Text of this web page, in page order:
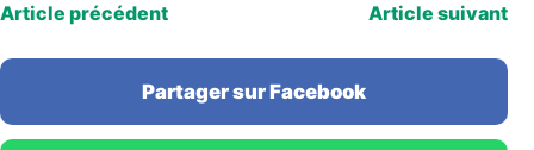
Article précédent Article suivant
Partager sur Facebook